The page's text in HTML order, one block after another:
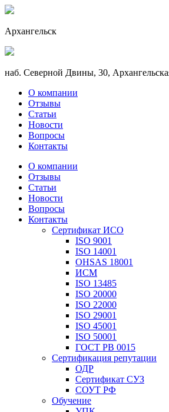
Архангельск
наб. Северной Двины, 30,
О компании
Отзывы
Статьи
Новости
Вопросы
Контакты
О компании
Отзывы
Статьи
Новости
Вопросы
Контакты
Сертификат ИСО
ISO 9001
ISO 14001
OHSAS 18001
ИСМ
ISO 13485
ISO 20000
ISO 22000
ISO 29001
ISO 45001
ISO 50001
ГОСТ РВ 0015
Сертификация репутации
ОДР
Сертификат СУЗ
СОУТ РФ
Обучение